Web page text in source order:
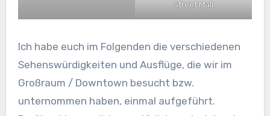
Street Mall
Ich habe euch im Folgenden die verschiedenen
Sehenswürdigkeiten und Ausflüge, die wir im
Großraum / Downtown besucht bzw.
unternommen haben, einmal aufgeführt.